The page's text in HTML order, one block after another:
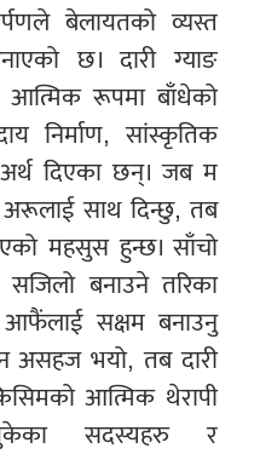
बेलायतको व्यस्त
छ। दारी ग्याङ
रूपमा बाँधेको
निर्माण, सांस्कृतिक
दिएका छन्। जब म
साथ दिन्छु, तब
महसुस हुन्छ। साँचो
बनाउने तरिका
सक्षम बनाउनु
असहज भयो, तब दारी
आत्मिक थेरापी
सदस्यहरु र